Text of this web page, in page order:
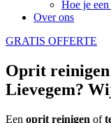
Hoe je
Over ons
GRATIS OFFERTE
Oprit reinigen
Lievegem?
Een oprit reinigen of